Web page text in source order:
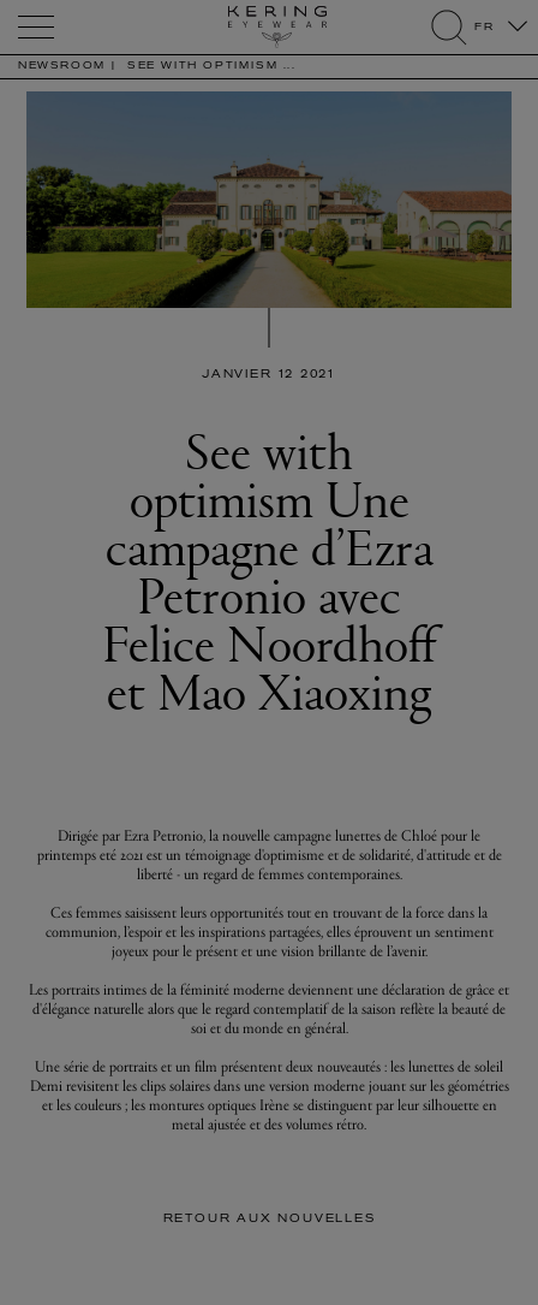
search
FR
NEWSROOM SEE WITH OPTIMISM ...
JANVIER 12 2021
See with
optimism Une
campagne d’Ezra
Petronio avec
Felice Noordhoff
et Mao Xiaoxing
Dirigée par Ezra Petronio, la nouvelle campagne lunettes de Chloé pour le
printemps eté 2021 est un témoignage d'optimisme et de solidarité, d'attitude et de
liberté - un regard de femmes contemporaines.
Ces femmes saisissent leurs opportunités tout en trouvant de la force dans la
communion, l’espoir et les inspirations partagées, elles éprouvent un sentiment
joyeux pour le présent et une vision brillante de l’avenir.
Les portraits intimes de la féminité moderne deviennent une déclaration de grâce et
d'élégance naturelle alors que le regard contemplatif de la saison reflète la beauté de
soi et du monde en général.
Une série de portraits et un film présentent deux nouveautés : les lunettes de soleil
Demi revisitent les clips solaires dans une version moderne jouant sur les géométries
et les couleurs ; les montures optiques Irène se distinguent par leur silhouette en
metal ajustée et des volumes rétro.
RETOUR AUX NOUVELLES